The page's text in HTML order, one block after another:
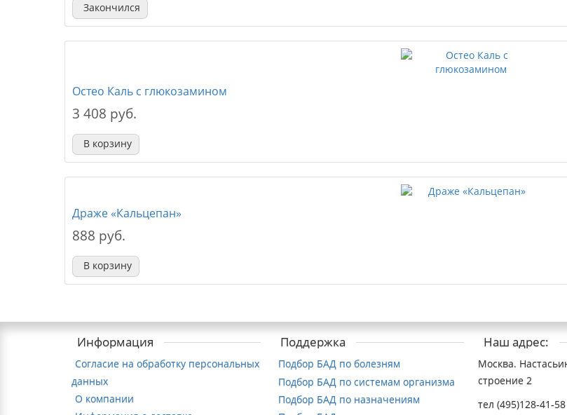
Закончился
Остео Каль с глюкозамином
3 408 руб.
В корзину
Драже «Кальцепан»
888 руб.
В корзину
Информация
Согласие на обработку персональных
данных
О компании
Поддержка
Подбор БАД по болезням
Подбор БАД по системам организма
Подбор БАД по назначениям
Наш адрес:
Москва.
строение 2
тел (495)128-41-58